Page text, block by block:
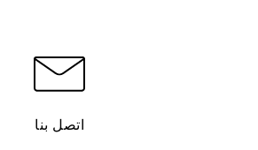
اتصل بنا